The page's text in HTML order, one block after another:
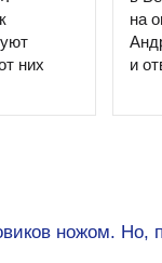
них
на
и
ножом. Но,